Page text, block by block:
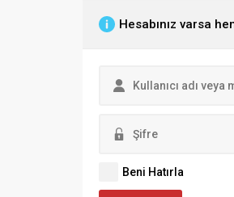
Hesabınız varsa
Beni Hatırla